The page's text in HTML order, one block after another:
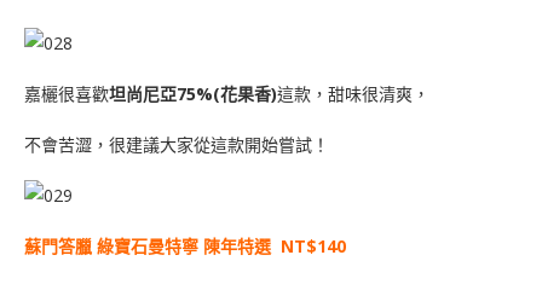
嘉欐很喜歡坦尚尼亞75%(花果香)這款，甜味很清爽，
不會苦澀，很建議大家從這款開始嘗試！
蘇門答臘 綠寶石曼特寧 陳年特選 NT$140